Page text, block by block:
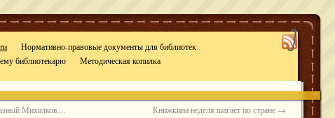
Нормативно-правовые документы для библиотек
библиотекарю
Методическая копилка
Михалков… Книжкина неделя шагает по стране →